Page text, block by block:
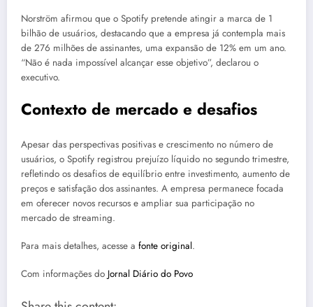
Norström afirmou que o Spotify pretende atingir a marca de 1
bilhão de usuários, destacando que a empresa já contempla mais
de 276 milhões de assinantes, uma expansão de 12% em um ano.
“Não é nada impossível alcançar esse objetivo”, declarou o
executivo.
Contexto de mercado e desafios
Apesar das perspectivas positivas e crescimento no número de
usuários, o Spotify registrou prejuízo líquido no segundo trimestre,
refletindo os desafios de equilíbrio entre investimento, aumento de
preços e satisfação dos assinantes. A empresa permanece focada
em oferecer novos recursos e ampliar sua participação no
mercado de streaming.
Para mais detalhes, acesse a fonte original.
Com informações do Jornal Diário do Povo